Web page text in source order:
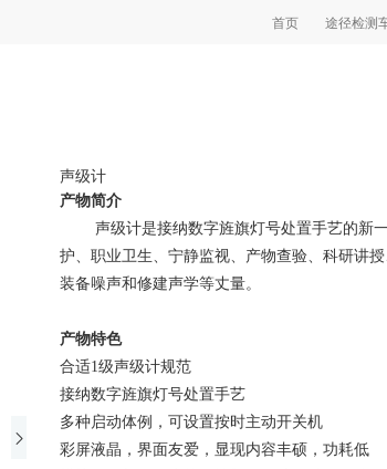
首页 途径检测
声级计
产物简介
声级计是接纳数字旌旗灯号处置手艺的新一
护、职业卫生、宁静监视、产物查验、科研讲
装备噪声和修建声学等丈量。
产物特色
合适1级声级计规范
接纳数字旌旗灯号处置手艺
多种启动体例，可设置按时主动开关机
彩屏液晶，界面友爱，显现内容丰硕，功耗低